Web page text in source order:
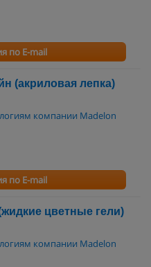
по E-mail
(акриловая лепка)
компании Madelon
по E-mail
цветные гели)
компании Madelon